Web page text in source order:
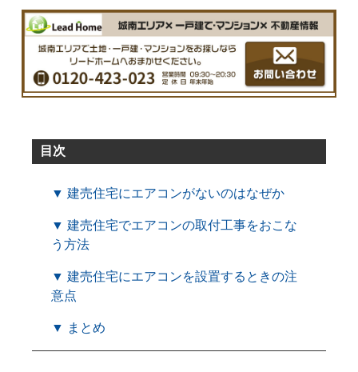
目次
▼ 建売住宅にエアコンがないのはなぜか
▼ 建売住宅でエアコンの取付工事をおこな
う方法
▼ 建売住宅にエアコンを設置するときの注
意点
▼ まとめ